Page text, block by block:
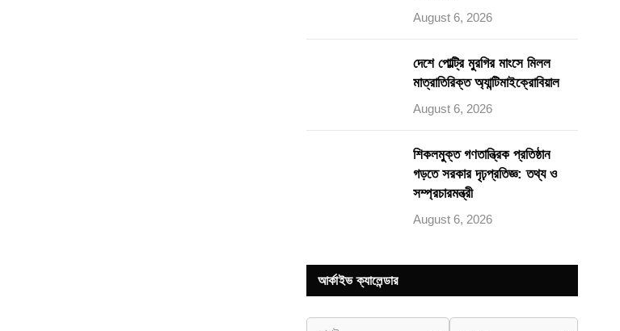
August 6, 2026
দেশে পোল্ট্রি মুরগির মাংসে মিলল
মাত্রাতিরিক্ত অ্যান্টিমাইক্রোবিয়াল
August 6, 2026
শিকলমুক্ত গণতান্ত্রিক প্রতিষ্ঠান
গড়তে সরকার দৃঢ়প্রতিজ্ঞ: তথ্য ও
সম্প্রচারমন্ত্রী
August 6, 2026
আর্কাইভ ক্যালেন্ডার